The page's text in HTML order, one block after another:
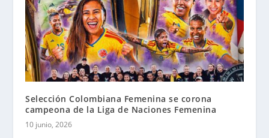
Selección Colombiana Femenina se corona
campeona de la Liga de Naciones Femenina
10 junio, 2026